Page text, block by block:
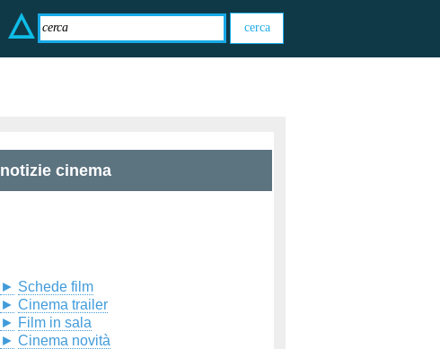
notizie cinema
► Schede film
► Cinema trailer
► Film in sala
► Cinema novità